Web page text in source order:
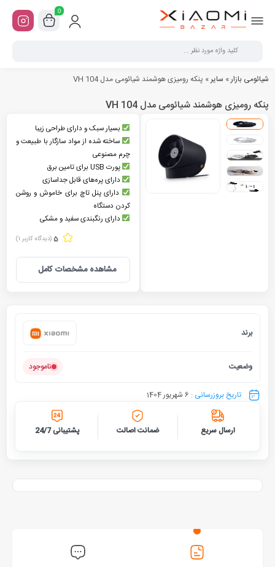
0
شیائومی بازار» سایر» پنکه رومیزی هوشمند شیائومی مدل VH 104
پنکه رومیزی هوشمند شیائومی مدل VH 104
بسیار سبک و دارای طراحی زیبا
ساخته شده از مواد سازگار با طبیعت و
چرم مصنوعی
پورت USB برای تامین برق
دارای پره‌های قابل جداسازی
دارای پنل تاچ برای خاموش و روشن
کردن دستگاه
دارای رنگبندی سفید و مشکی
5 (دیدگاه کاربر 1
)
مشاهده مشخصات کامل
برند
وضعیت ناموجود
تاریخ بروزرسانی : 6 شهریور 1404
ارسال سریع ضمانت اصالت پشتیبانی 24/7